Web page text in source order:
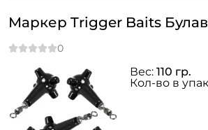
Маркер Trigger Baits
Вес: 110 гр.
Кол-во в